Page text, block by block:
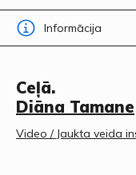
Informācija
Ceļā.
Diāna Tamane
Video / Jaukta veida